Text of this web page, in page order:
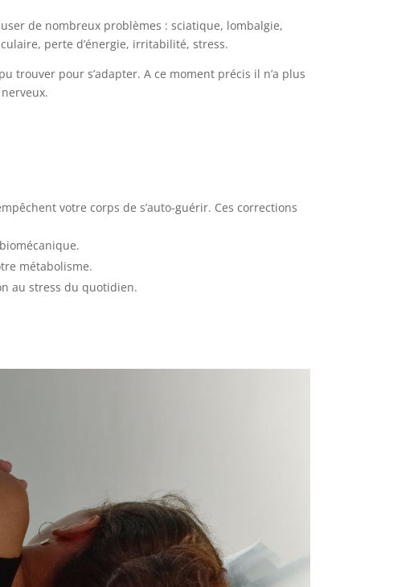
de nombreux problèmes : sciatique, lombalgie,
perte d’énergie, irritabilité, stress.
trouver pour s’adapter. A ce moment précis il n’a plus
votre corps de s’auto-guérir. Ces corrections
métabolisme.
au stress du quotidien.